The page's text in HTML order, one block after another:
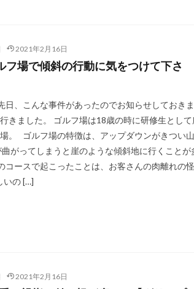
2021年2月16日
フ場で傾斜の行動に気をつけて下さ
、こんな事件があったのでお知らせしておきま
きました。 ゴルフ場は18歳の時に研修生として
。 ゴルフ場の特徴は、アップダウンがきつい
がってしまうと崖のような傾斜地に行くことが
ースで起こったことは、お客さんの肉離れの怪
いの […]
2021年2月16日